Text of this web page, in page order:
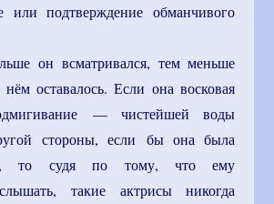
или подтверждение обманчивого
он всматривался, тем меньше
оставалось. Если она восковая
— чистейшей воды
стороны, если бы она была
то судя по тому, что ему
такие актрисы никогда